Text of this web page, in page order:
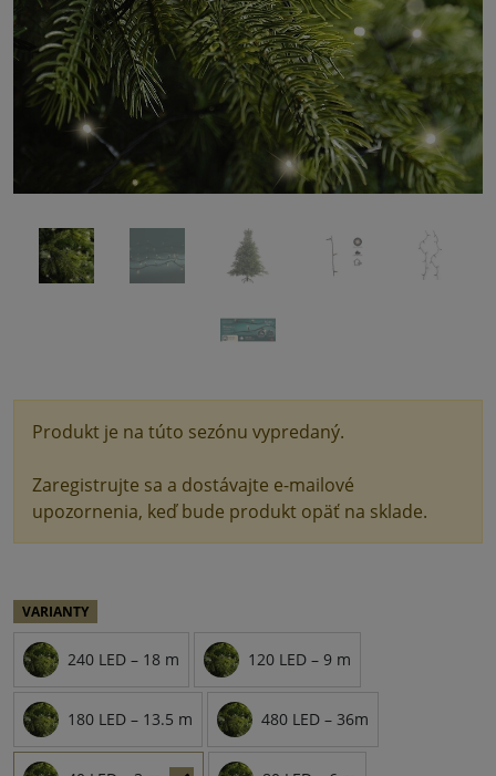
Produkt je na túto sezónu vypredaný.
Zaregistrujte sa a dostávajte e-mailové
upozornenia, keď bude produkt opäť na sklade.
VARIANTY
240 LED – 18 m 120 LED – 9 m
180 LED – 13.5 m 480 LED – 36m